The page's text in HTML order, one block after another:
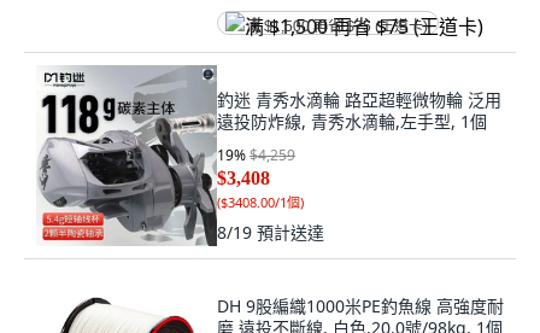
满 $1,500 再省 $75 (王道卡)
釣迷 青秀水滴輪 路亞超輕微物輪 泛用
遠投防炸線, 青秀水滴輪,左手型, 1個
19%$4,259
$3,408
($3408.00/1個)
8/19 預計送達
DH 9股編織1000米PE釣魚線 高強度耐
磨 遠投不斷線, 白色,20.0號/98kg, 1個